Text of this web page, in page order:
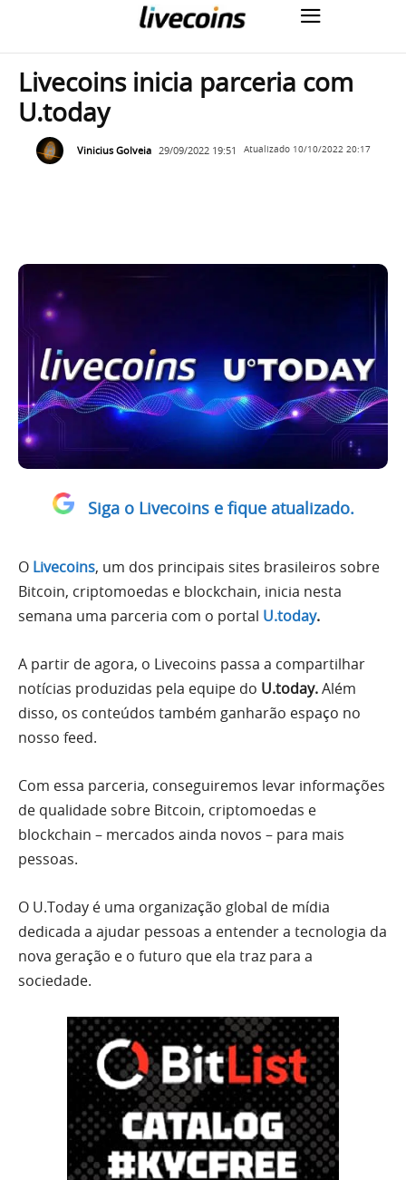
Livecoins inicia parceria com
U.today
Vinicius Golveia 29/09/2022 19:51 Atualizado 10/10/2022 20:17
Siga o Livecoins e fique atualizado.
O Livecoins, um dos principais sites brasileiros sobre
Bitcoin, criptomoedas e blockchain, inicia nesta
semana uma parceria com o portal U.today.
A partir de agora, o Livecoins passa a compartilhar
notícias produzidas pela equipe do U.today.Além
disso, os conteúdos também ganharão espaço no
nosso feed.
Com essa parceria, conseguiremos levar informações
de qualidade sobre Bitcoin, criptomoedas e
blockchain – mercados ainda novos – para mais
pessoas.
O U.Today é uma organização global de mídia
dedicada a ajudar pessoas a entender a tecnologia da
nova geração e o futuro que ela traz para a
sociedade.